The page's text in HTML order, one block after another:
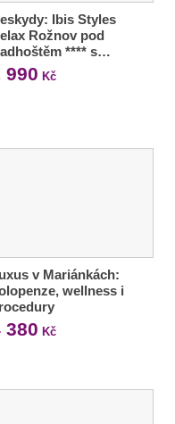
Ibis Styles
Rožnov pod
**** s…
990 Kč
v Mariánkách:
wellness i
380 Kč